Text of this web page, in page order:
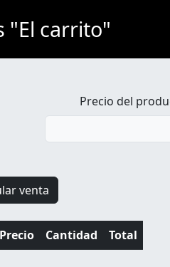
"El carrito"
Precio del
venta
Precio Cantidad Total